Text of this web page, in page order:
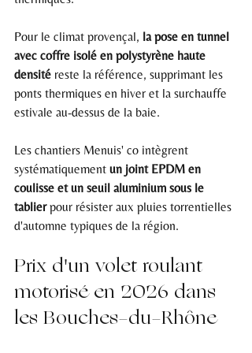
Pour le climat provençal, la pose en tunnel
avec coffre isolé en polystyrène haute
densité reste la référence, supprimant les
ponts thermiques en hiver et la surchauffe
estivale au-dessus de la baie.
Les chantiers Menuis' co intègrent
systématiquement un joint EPDM en
coulisse et un seuil aluminium sous le
tablier pour résister aux pluies torrentielles
d'automne typiques de la région.
Prix d'un volet roulant
motorisé en 2026 dans
les Bouches-du-Rhône